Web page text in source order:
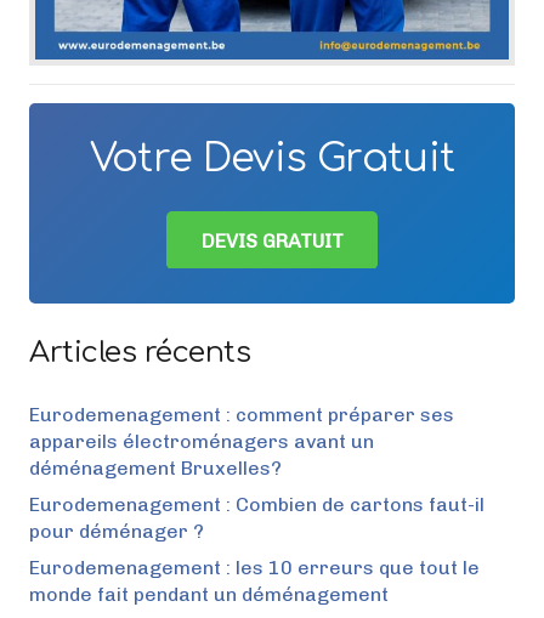
Votre Devis Gratuit
DEVIS GRATUIT
Articles récents
Eurodemenagement : comment préparer ses
appareils électroménagers avant un
déménagement Bruxelles?
Eurodemenagement : Combien de cartons faut-il
pour déménager ?
Eurodemenagement : les 10 erreurs que tout le
monde fait pendant un déménagement